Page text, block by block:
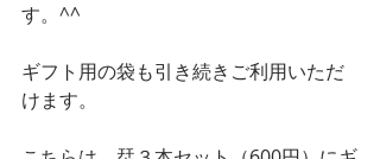
す。^^
ギフト用の袋も引き続きご利用いただ
けます。